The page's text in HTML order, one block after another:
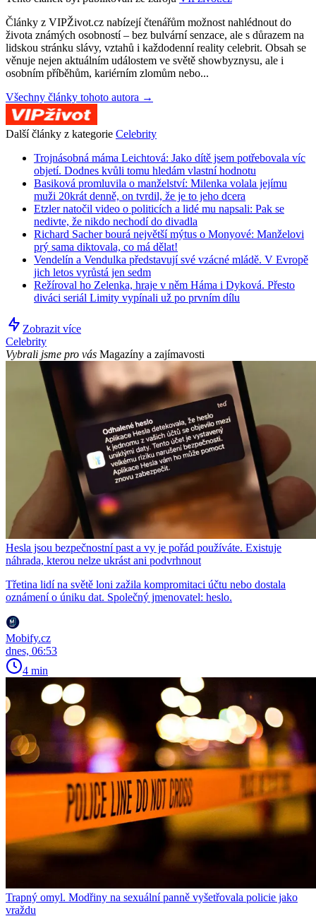
Články z VIPŽivot.cz nabízejí čtenářům možnost nahlédnout do
života známých osobností – bez bulvární senzace, ale s důrazem na
lidskou stránku slávy, vztahů i každodenní reality celebrit. Obsah se
věnuje nejen aktuálním událostem ve světě showbyznysu, ale i
osobním příběhům, kariérním zlomům nebo...
Všechny články tohoto autora →
Další články z kategorie Celebrity
Trojnásobná máma Leichtová: Jako dítě jsem potřebovala víc
objetí. Dodnes kvůli tomu hledám vlastní hodnotu
Basiková promluvila o manželství: Milenka volala jejímu
muži 20krát denně, on tvrdil, že je to jeho dcera
Etzler natočil video o politicích a lidé mu napsali: Pak se
nedivte, že nikdo nechodí do divadla
Richard Sacher bourá největší mýtus o Monyové: Manželovi
prý sama diktovala, co má dělat!
Vendelín a Vendulka představují své vzácné mládě. V Evropě
jich letos vyrůstá jen sedm
Režíroval ho Zelenka, hraje v něm Háma i Dyková. Přesto
diváci seriál Limity vypínali už po prvním dílu
Zobrazit více
Celebrity
Vybrali jsme pro vás Magazíny a zajímavosti
Hesla jsou bezpečnostní past a vy je pořád používáte. Existuje
náhrada, kterou nelze ukrást ani podvrhnout
Třetina lidí na světě loni zažila kompromitaci účtu nebo dostala
oznámení o úniku dat. Společný jmenovatel: heslo.
Mobify.cz
dnes, 06:53
4 min
Trapný omyl. Modřiny na sexuální panně vyšetřovala policie jako
vraždu